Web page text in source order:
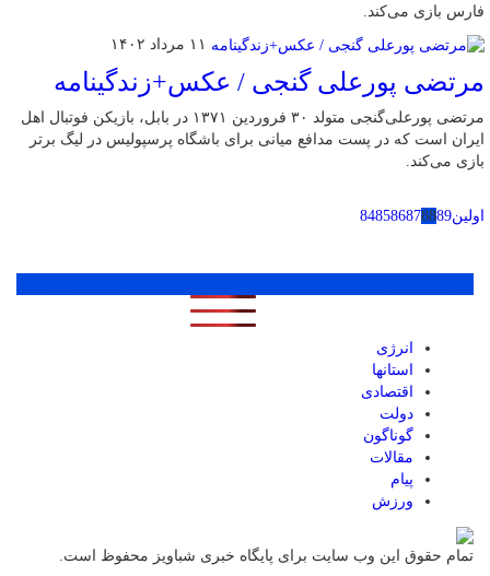
فارس بازی می‌کند.
۱۱ مرداد ۱۴۰۲
مرتضی پورعلی گنجی / عکس+زندگینامه
مرتضی پورعلی‌گنجی متولد ۳۰ فروردین ۱۳۷۱ در بابل، بازیکن فوتبال اهل
ایران است که در پست مدافع میانی برای باشگاه پرسپولیس در لیگ برتر
بازی می‌کند.
اولین 848586878889
انرژی
استانها
اقتصادی
دولت
گوناگون
مقالات
پیام
ورزش
تمام حقوق این وب سایت برای پایگاه خبری شباویز محفوظ است.